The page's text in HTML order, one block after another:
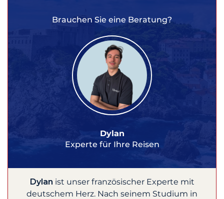
Brauchen Sie eine Beratung?
Dylan
Experte für Ihre Reisen
Dylan ist unser französischer Experte mit
deutschem Herz. Nach seinem Studium in